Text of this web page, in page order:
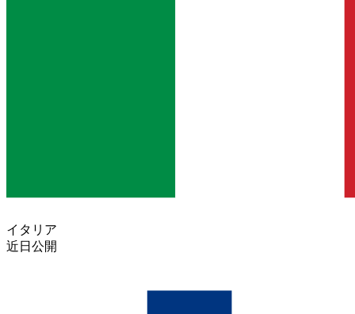
イタリア
近日公開